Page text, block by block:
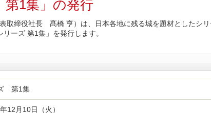
1集」の発行
取締役社長 髙橋 亨）は、日本各地に残る城を題材としたシリ
ーズ 第1集」を発行します。
第1集
12月10日（火）